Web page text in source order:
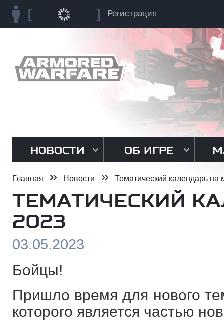
Регистрация
НОВОСТИ ОБ ИГРЕ
Главная » Новости » Тематический календарь на
ТЕМАТИЧЕСКИЙ
2023
03.05.2023
Бойцы!
Пришло время для нового
которого является частью